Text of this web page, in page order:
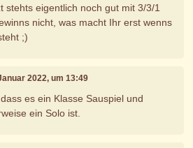
stehts eigentlich noch gut mit 3/3/1
nicht, was macht Ihr erst wenns
;)
2022, um 13:49
es ein Klasse Sauspiel und
ein Solo ist.